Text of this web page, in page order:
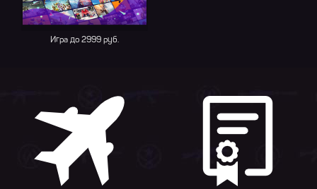
Игра до 2999 руб.